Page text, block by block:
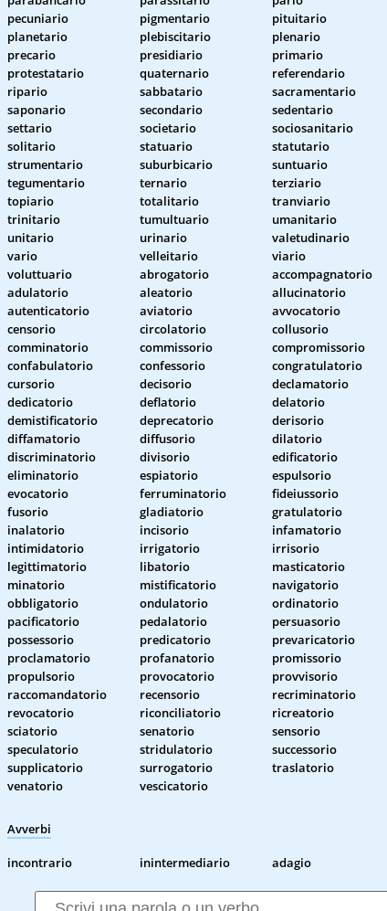
pecuniario
pigmentario pituitario
planetario
plebiscitario plenario
precario
presidiario primario
protestatario
quaternario referendario
ripario
sabbatario sacramentario
saponario
secondario sedentario
settario
societario sociosanitario
solitario
statuario statutario
strumentario
suburbicario suntuario
tegumentario
ternario terziario
topiario
totalitario tranviario
trinitario
tumultuario umanitario
unitario
urinario valetudinario
vario
velleitario viario
voluttuario
abrogatorio accompagnatorio
adulatorio
aleatorio allucinatorio
autenticatorio
aviatorio avvocatorio
censorio
circolatorio collusorio
comminatorio
commissorio compromissorio
confabulatorio
confessorio congratulatorio
cursorio
decisorio declamatorio
dedicatorio
deflatorio delatorio
demistificatorio
deprecatorio derisorio
diffamatorio
diffusorio dilatorio
discriminatorio
divisorio edificatorio
eliminatorio
espiatorio espulsorio
evocatorio
ferruminatorio fideiussorio
fusorio
gladiatorio gratulatorio
inalatorio
incisorio infamatorio
intimidatorio
irrigatorio irrisorio
legittimatorio
libatorio masticatorio
minatorio
mistificatorio navigatorio
obbligatorio
ondulatorio ordinatorio
pacificatorio
pedalatorio persuasorio
possessorio
predicatorio prevaricatorio
proclamatorio
profanatorio promissorio
propulsorio
provocatorio provvisorio
raccomandatorio
recensorio recriminatorio
revocatorio
riconciliatorio ricreatorio
sciatorio
senatorio sensorio
speculatorio
stridulatorio successorio
supplicatorio
surrogatorio traslatorio
venatorio
vescicatorio
Avverbi
incontrario inintermediario adagio